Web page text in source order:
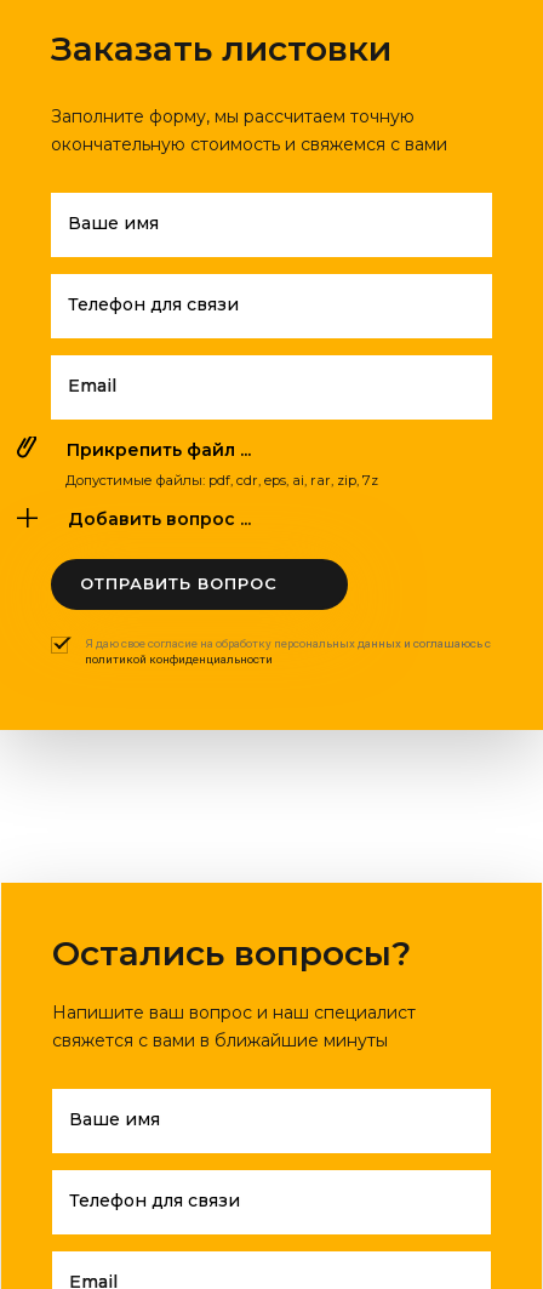
Заказать листовки
Заполните форму, мы рассчитаем точную
окончательную стоимость и свяжемся с вами
Ваше имя
Телефон для связи
Email
Прикрепить файл ...
Допустимые файлы: pdf, cdr, eps, ai, rar, zip, 7z
Добавить вопрос ...
ОТПРАВИТЬ ВОПРОС
Я даю свое согласие на обработку персональных данных и соглашаюсь с
политикой конфиденциальности
Остались вопросы?
Напишите ваш вопрос и наш специалист
свяжется с вами в ближайшие минуты
Ваше имя
Телефон для связи
Email